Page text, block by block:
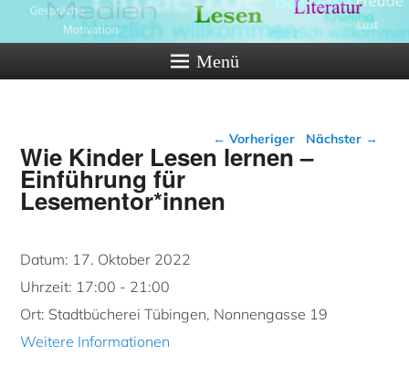
Menü
Beitragsnavigation
← Vorheriger Nächster →
Wie Kinder Lesen lernen –
Einführung für
Lesementor*innen
Datum: 17. Oktober 2022
Uhrzeit: 17:00 - 21:00
Ort: Stadtbücherei Tübingen, Nonnengasse 19
Weitere Informationen